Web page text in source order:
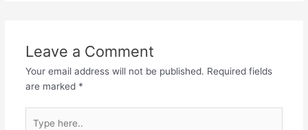
Leave a Comment
Your email address will not be published. Required fields
are marked *